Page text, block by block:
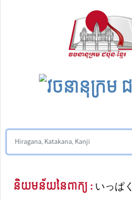
និយមន័យនៃពាក្យ :いっぱく